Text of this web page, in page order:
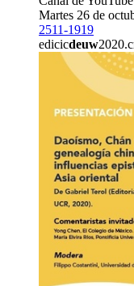
Martes 26 de
2511-1919
edicicdeuw